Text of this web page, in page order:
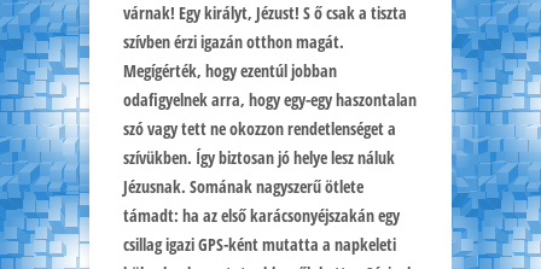
várnak! Egy királyt, Jézust! S ő csak a tiszta
szívben érzi igazán otthon magát.
Megígérték, hogy ezentúl jobban
odafigyelnek arra, hogy egy-egy haszontalan
szó vagy tett ne okozzon rendetlenséget a
szívükben. Így biztosan jó helye lesz náluk
Jézusnak. Somának nagyszerű ötlete
támadt: ha az első karácsonyéjszakán egy
csillag igazi GPS-ként mutatta a napkeleti